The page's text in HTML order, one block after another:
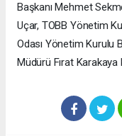
Başkanı Mehmet
Uçar, TOBB Yönetim
Odası Yönetim Kurulu
Müdürü Fırat Karakaya